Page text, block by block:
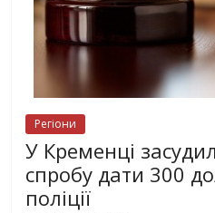
Регіони
У Кременці
спробу дати 300
поліції